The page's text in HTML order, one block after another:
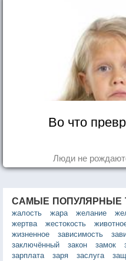
Во что
Люди не
САМЫЕ ПОПУЛЯРНЫЕ
жалость
жара желание
жертва
жестокость
жизненное
зависимость
заключённый
закон замок
зарплата
заря заслуга